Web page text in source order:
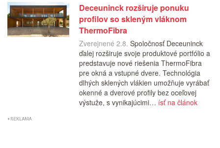
Deceuninck rozširuje ponuku
profilov so skleným vláknom
ThermoFibra
Zverejnené 2.8. Spoločnosť Deceuninck
ďalej rozširuje svoje produktové portfólio a
predstavuje nové riešenia ThermoFibra
pre okná a vstupné dvere. Technológia
dlhých sklených vlákien umožňuje vyrábať
okenné a dverové profily bez oceľovej
výstuže, s vynikajúcimi… ísť na článok